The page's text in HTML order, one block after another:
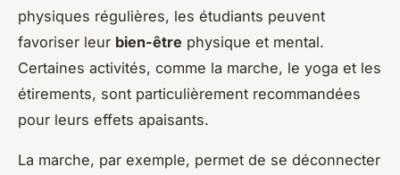
physiques régulières, les étudiants peuvent
favoriser leur bien-être physique et mental.
Certaines activités, comme la marche, le yoga et les
étirements, sont particulièrement recommandées
pour leurs effets apaisants.
La marche, par exemple, permet de se déconnecter